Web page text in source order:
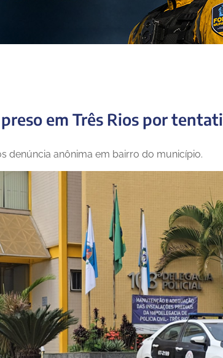
em Três Rios por
denúncia anônima em bairro do município.